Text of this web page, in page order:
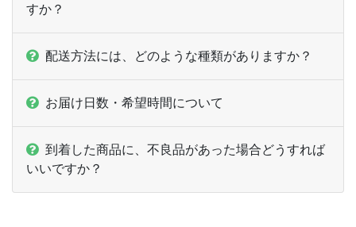
すか？
配送方法には、どのような種類がありますか？
お届け日数・希望時間について
到着した商品に、不良品があった場合どうすれば
いいですか？